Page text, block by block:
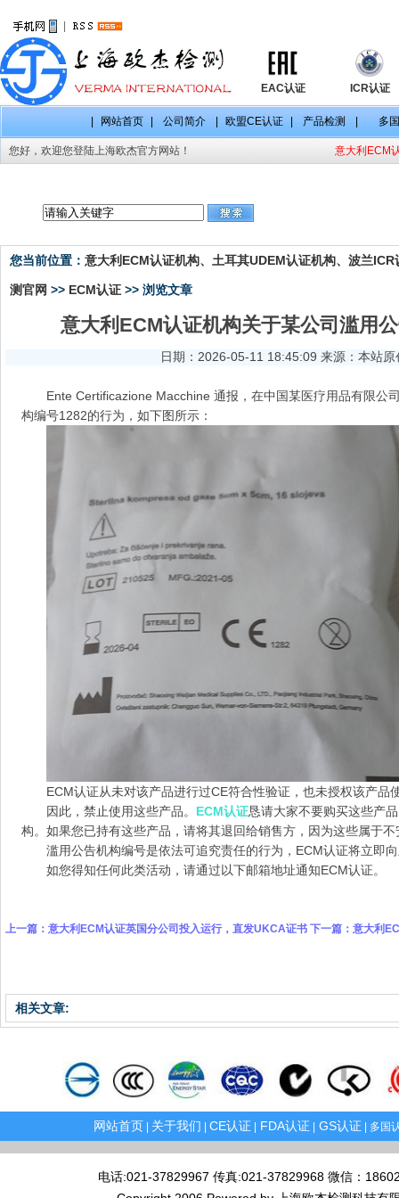
EAC认证 ICR认证
网站首页 公司简介 欧盟CE认证 产品检测 多
您好，欢迎您登陆上海欧杰官方网站！ 意大利ECM
您当前位置： 意大利ECM认证机构、土耳其UDEM认证机构、波兰
测官网 >> ECM认证 >> 浏览文章
意大利ECM认证机构关于某公司滥用
日期：2026-05-11 18:45:09 来源：本站
Ente Certificazione Macchine 通报，在中国某医疗用品有限公
构编号1282的行为，如下图所示：
ECM认证从未对该产品进行过CE符合性验证，也未授权该产品
因此，禁止使用这些产品。 ECM认证恳请大家不要购买这些产
构。如果您已持有这些产品，请将其退回给销售方，因为这些属于
滥用公告机构编号是依法可追究责任的行为，ECM认证将立即
如您得知任何此类活动，请通过以下邮箱地址通知ECM认证。
上一篇： 意大利ECM认证英国分公司投入运行，直发UKCA证书 下一篇： 意大利
相关文章:
网站首页 关于我们 CE认证 FDA认证 GS认证 | 多国
电话:021-37829967 传真:021-37829968 微信：